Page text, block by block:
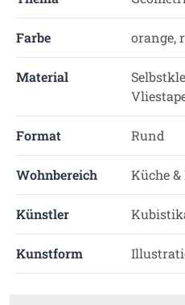
Farbe orange,
Material
Format Rund
Wohnbereich Küche
Künstler
Kunstform